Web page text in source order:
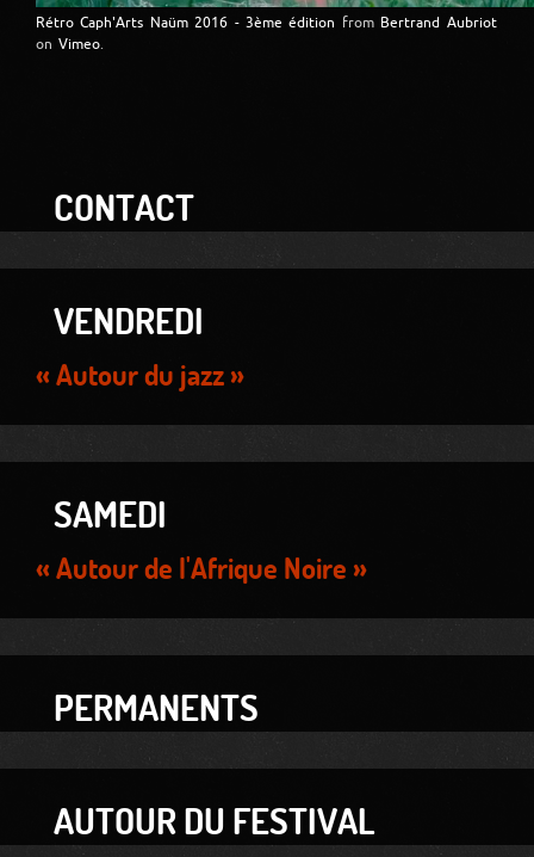
Rétro Caph'Arts Naüm 2016 - 3ème édition from Bertrand Aubriot
onVimeo.
CONTACT
VENDREDI
« Autour du jazz »
SAMEDI
« Autour de l'Afrique Noire »
PERMANENTS
AUTOUR DU FESTIVAL